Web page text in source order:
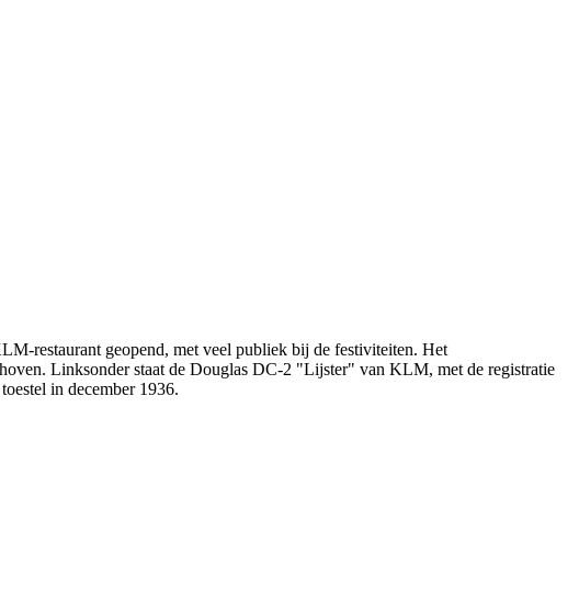
restaurant geopend, met veel publiek bij de festiviteiten. Het
Linksonder staat de Douglas DC-2 "Lijster" van KLM, met de registratie
in december 1936.